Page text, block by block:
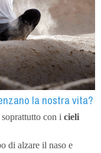
la nostra vita?
soprattutto con i cieli
di alzare il naso e